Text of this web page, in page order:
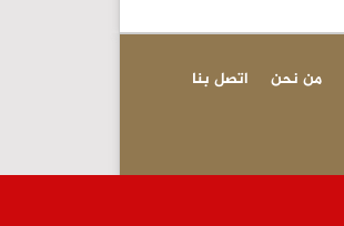
اتصل بنا من نحن